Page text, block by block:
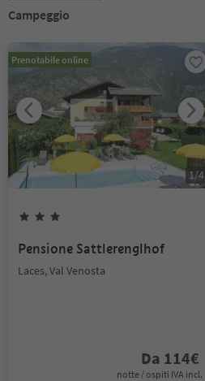
Campeggio
Prenotabile online
1/4
Pensione Sattlerenglhof
Laces, Val Venosta
Da 114€
notte / ospiti IVA incl.